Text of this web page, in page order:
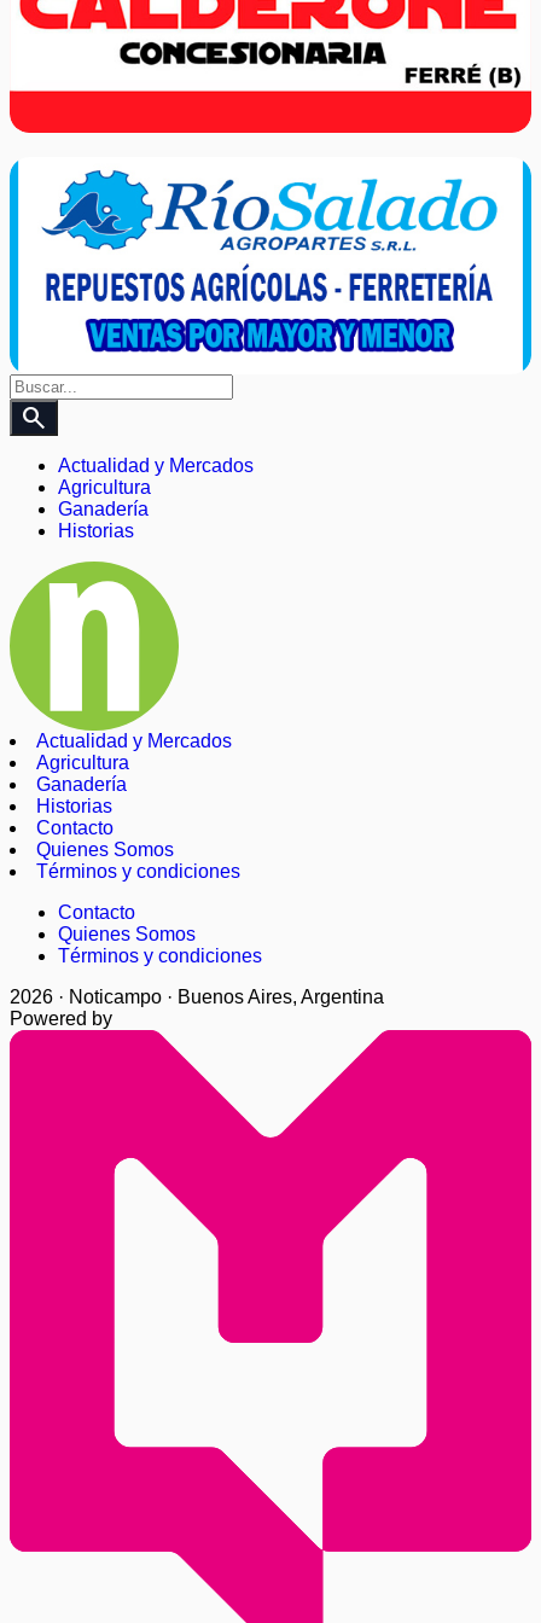
search
Actualidad y Mercados
Agricultura
Ganadería
Historias
Actualidad y Mercados
Agricultura
Ganadería
Historias
Contacto
Quienes Somos
Términos y condiciones
Contacto
Quienes Somos
Términos y condiciones
2026 · Noticampo · Buenos Aires, Argentina
Powered by